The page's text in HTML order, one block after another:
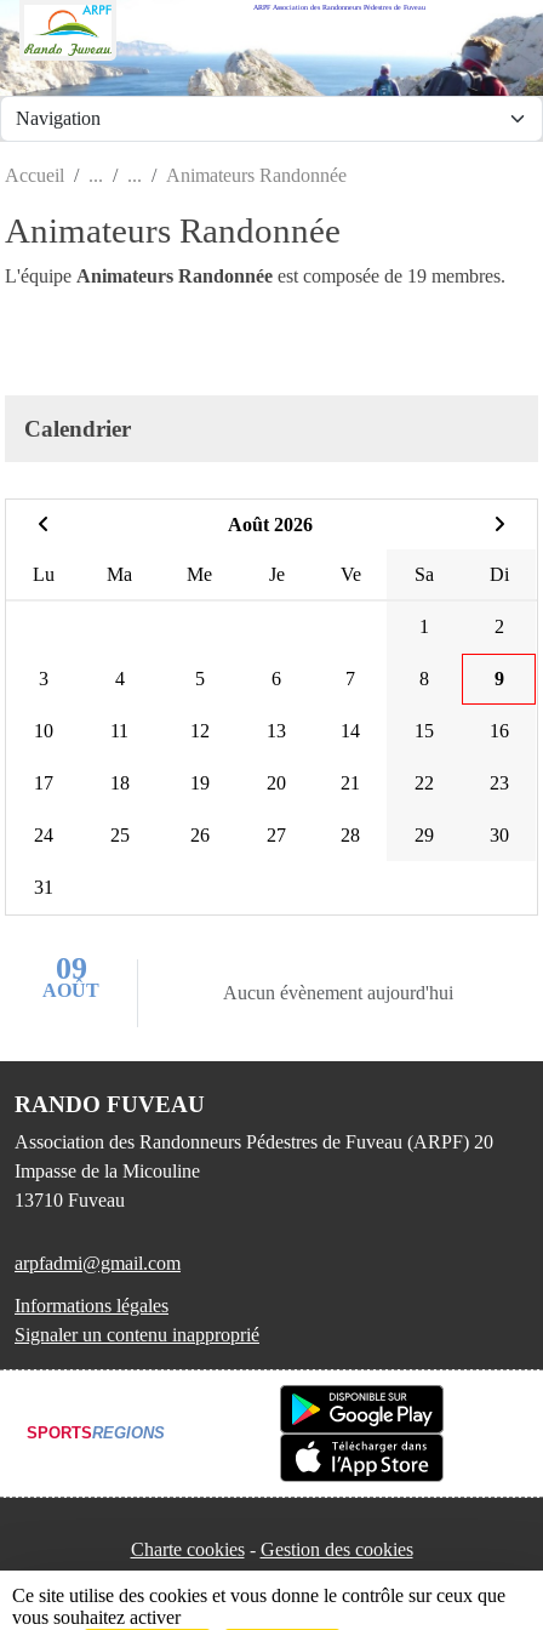
ARPF Association des Randonneurs Pédestres de Fuveau
Accueil Animateurs Randonnée
Animateurs Randonnée
L'équipe Animateurs Randonnée est composée de 19 membres.
Calendrier
Août 2026
Lu Ma Me Je Ve Sa Di
1 2
3 4 5 6 7 8 9
10 11 12 13 14 15 16
17 18 19 20 21 22 23
24 25 26 27 28 29 30
31
09
AOÛT Aucun évènement aujourd'hui
RANDO FUVEAU
Association des Randonneurs Pédestres de Fuveau (ARPF) 20
Impasse de la Micouline
13710 Fuveau
arpfadmi@gmail.com
Informations légales
Signaler un contenu inapproprié
SPORTSREGIONS
Charte cookies Gestion des cookies
Panneau de gestion des cookies
Ce site utilise des cookies et vous donne le contrôle sur ceux que
vous souhaitez activer